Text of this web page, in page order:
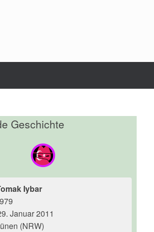
Geschichte
Iybar
Januar 2011
(NRW)